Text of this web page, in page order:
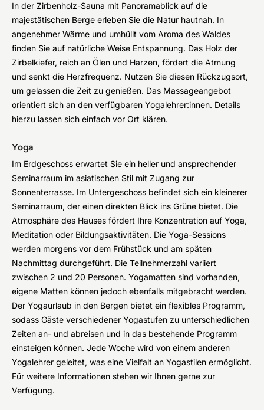
In der Zirbenholz-Sauna mit Panoramablick auf die
majestätischen Berge erleben Sie die Natur hautnah. In
angenehmer Wärme und umhüllt vom Aroma des Waldes
finden Sie auf natürliche Weise Entspannung. Das Holz der
Zirbelkiefer, reich an Ölen und Harzen, fördert die Atmung
und senkt die Herzfrequenz. Nutzen Sie diesen Rückzugsort,
um gelassen die Zeit zu genießen. Das Massageangebot
orientiert sich an den verfügbaren Yogalehrer:innen. Details
hierzu lassen sich einfach vor Ort klären.
Yoga
Im Erdgeschoss erwartet Sie ein heller und ansprechender
Seminarraum im asiatischen Stil mit Zugang zur
Sonnenterrasse. Im Untergeschoss befindet sich ein kleinerer
Seminarraum, der einen direkten Blick ins Grüne bietet. Die
Atmosphäre des Hauses fördert Ihre Konzentration auf Yoga,
Meditation oder Bildungsaktivitäten. Die Yoga-Sessions
werden morgens vor dem Frühstück und am späten
Nachmittag durchgeführt. Die Teilnehmerzahl variiert
zwischen 2 und 20 Personen. Yogamatten sind vorhanden,
eigene Matten können jedoch ebenfalls mitgebracht werden.
Der Yogaurlaub in den Bergen bietet ein flexibles Programm,
sodass Gäste verschiedener Yogastufen zu unterschiedlichen
Zeiten an- und abreisen und in das bestehende Programm
einsteigen können. Jede Woche wird von einem anderen
Yogalehrer geleitet, was eine Vielfalt an Yogastilen ermöglicht.
Für weitere Informationen stehen wir Ihnen gerne zur
Verfügung.